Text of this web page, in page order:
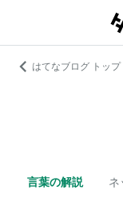
はてなブログ トップ
言葉の解説 ネ